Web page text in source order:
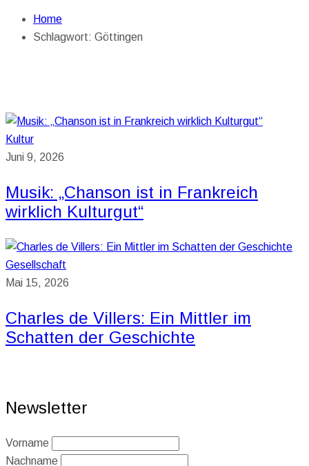
Home
Schlagwort: Göttingen
Kultur
Juni 9, 2026
Musik: „Chanson ist in Frankreich
wirklich Kulturgut“
Gesellschaft
Mai 15, 2026
Charles de Villers: Ein Mittler im
Schatten der Geschichte
Newsletter
Vorname
Nachname